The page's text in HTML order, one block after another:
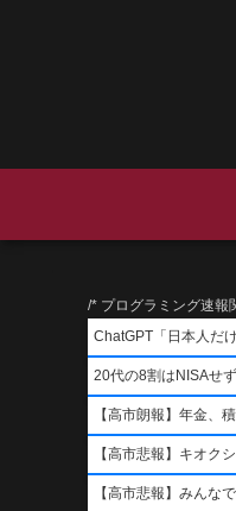
/* プログラミング速報
ChatGPT「日本人だ
20代の8割はNISAせ
【高市朗報】年金、
【高市悲報】キオク
【高市悲報】みんな